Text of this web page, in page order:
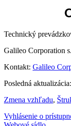
Technický
Galileo Corporation
Kontakt: Galileo
Posledná
Zmena vzhľadu,
Vyhlásenie o